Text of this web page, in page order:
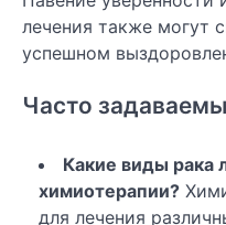
лечения также могут
успешном
Часто
Какие виды рака
химиотерапии?
для лечения